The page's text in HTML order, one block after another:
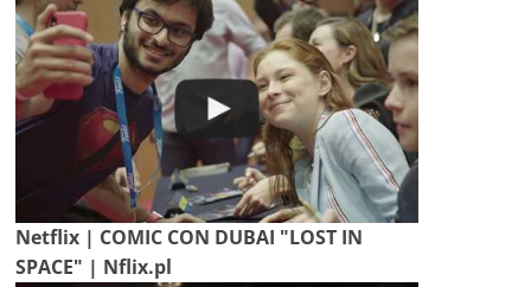
Netflix | COMIC CON DUBAI "LOST IN
SPACE" | Nflix.pl